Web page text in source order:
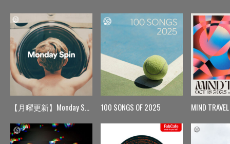
【月曜更新】Monday Spin 100 SONGS OF 2025 MIND TRAVEL